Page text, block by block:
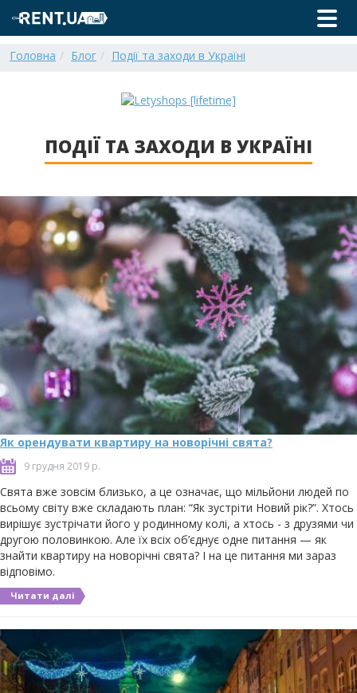
Головна Блог Події та заходи в Україні
ПОДІЇ ТА ЗАХОДИ В УКРАЇНІ
Як орендувати квартиру на новорічні свята?
9 грудня 2019 р.
Свята вже зовсім близько, а це означає, що мільйони людей по
всьому світу вже складають план: “Як зустріти Новий рік?”. Хтось
вирішує зустрічати його у родинному колі, а хтось - з друзями чи
другою половинкою. Але їх всіх об’єднує одне питання — як
знайти квартиру на новорічні свята? І на це питання ми зараз
відповімо.
Читати далі